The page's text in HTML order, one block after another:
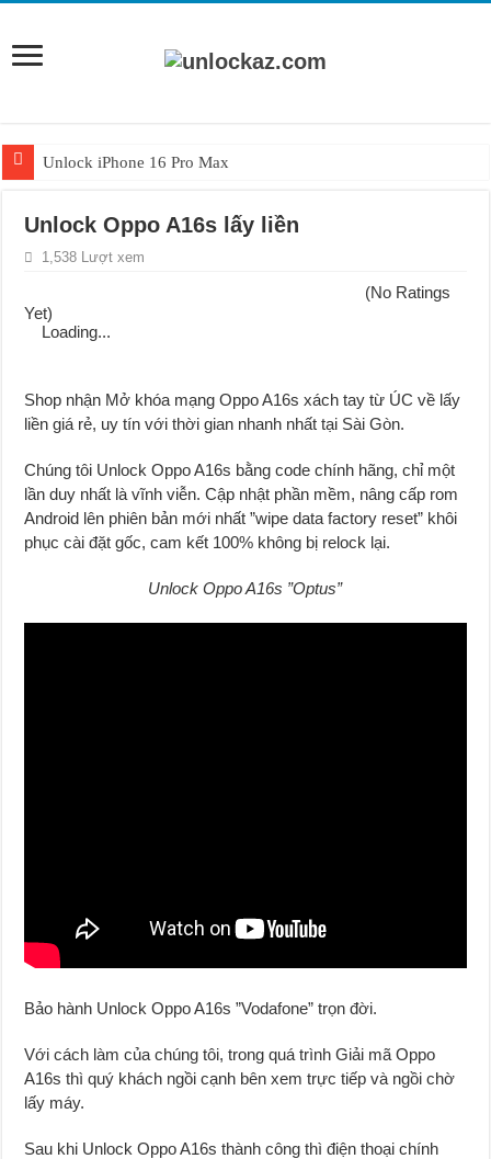
Unlock iPhone 16 Pro Max
Unlock Samsung Galaxy S26 Ultra
Unlock Motorola Razr 2024
Unlock iPhone 17 Pro Max
Unlock Oppo A16s lấy liền
1,538 Lượt xem
(No Ratings
Yet)
Loading...
Shop nhận Mở khóa mạng Oppo A16s xách tay từ ÚC về lấy
liền giá rẻ, uy tín với thời gian nhanh nhất tại Sài Gòn.
Chúng tôi Unlock Oppo A16s bằng code chính hãng, chỉ một
lần duy nhất là vĩnh viễn. Cập nhật phần mềm, nâng cấp rom
Android lên phiên bản mới nhất ”wipe data factory reset” khôi
phục cài đặt gốc, cam kết 100% không bị relock lại.
Unlock Oppo A16s ”Optus”
Bảo hành Unlock Oppo A16s ”Vodafone” trọn đời.
Với cách làm của chúng tôi, trong quá trình Giải mã Oppo
A16s thì quý khách ngồi cạnh bên xem trực tiếp và ngồi chờ
lấy máy.
Sau khi Unlock Oppo A16s thành công thì điện thoại chính